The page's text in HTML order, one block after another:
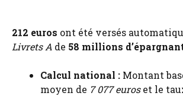
212 euros ont été versés
Livrets A de 58 millions
Calcul national : Montant
moyen de 7 077 euroset le